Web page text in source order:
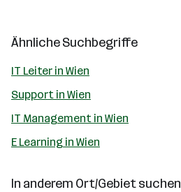
Ähnliche Suchbegriffe
IT Leiter in Wien
Support in Wien
IT Management in Wien
E Learning in Wien
In anderem Ort/Gebiet suchen